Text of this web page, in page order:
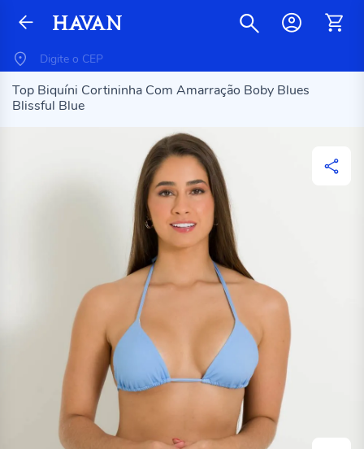
Top Biquíni Cortininha Com Amarração Boby Blues
Blissful Blue